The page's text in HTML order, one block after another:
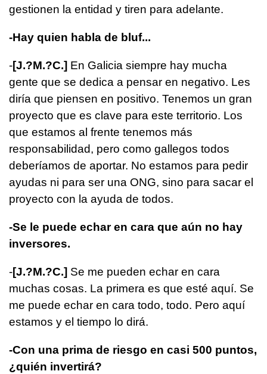
gestionen la entidad y tiren para adelante.
-Hay quien habla de bluf...
-[J.?M.?C.] En Galicia siempre hay mucha
gente que se dedica a pensar en negativo. Les
diría que piensen en positivo. Tenemos un gran
proyecto que es clave para este territorio. Los
que estamos al frente tenemos más
responsabilidad, pero como gallegos todos
deberíamos de aportar. No estamos para pedir
ayudas ni para ser una ONG, sino para sacar el
proyecto con la ayuda de todos.
-Se le puede echar en cara que aún no hay
inversores.
-[J.?M.?C.] Se me pueden echar en cara
muchas cosas. La primera es que esté aquí. Se
me puede echar en cara todo, todo. Pero aquí
estamos y el tiempo lo dirá.
-Con una prima de riesgo en casi 500 puntos,
¿quién invertirá?